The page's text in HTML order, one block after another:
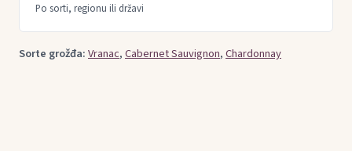
Po sorti, regionu ili državi
Sorte grožđa:Vranac,Cabernet Sauvignon,Chardonnay